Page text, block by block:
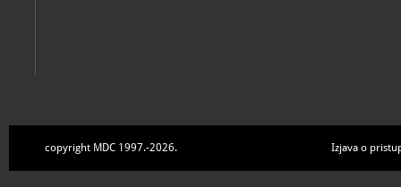
copyright MDC 1997.-2026. Izjava o